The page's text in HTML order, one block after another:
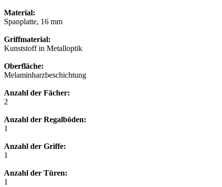
Material:
Spanplatte, 16 mm
Griffmaterial:
Kunststoff in Metalloptik
Oberfläche:
Melaminharzbeschichtung
Anzahl der Fächer:
2
Anzahl der Regalböden:
1
Anzahl der Griffe:
1
Anzahl der Türen:
1